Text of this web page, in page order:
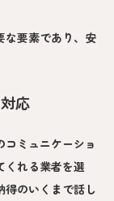
な要素であり、安
応
ミュニケーショ
くれる業者を選
得のいくまで話し